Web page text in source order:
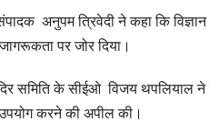
अनुपम त्रिवेदी ने कहा कि
पर जोर दिया।
समिति के सीईओ विजय थपलियाल
करने की अपील की।